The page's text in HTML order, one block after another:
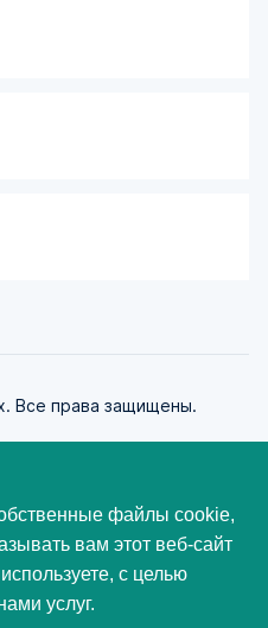
Все права защищены.
файлы cookie,
вам этот веб-сайт
с целью
услуг.